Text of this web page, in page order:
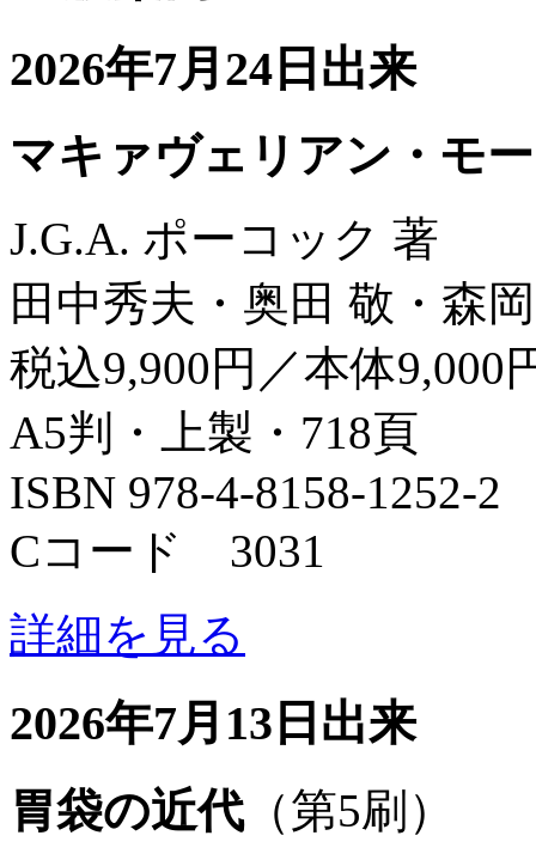
2026年7月24日出来
マキァヴェリアン・モ
J.G.A. ポーコック 著
田中秀夫・奥田 敬・森
税込9,900円／本体9,000
A5判・上製・718頁
ISBN 978-4-8158-1252-2
Cコード 3031
詳細を見る
2026年7月13日出来
胃袋の近代（第5刷）